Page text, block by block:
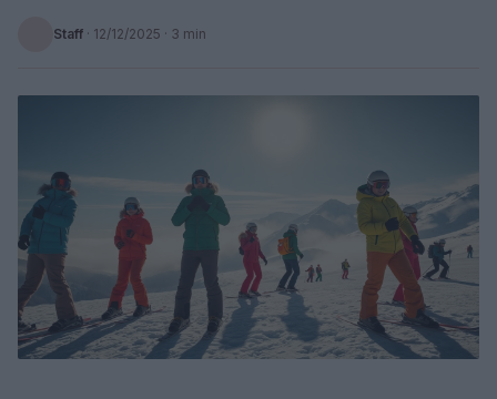
Staff · 12/12/2025 · 3 min